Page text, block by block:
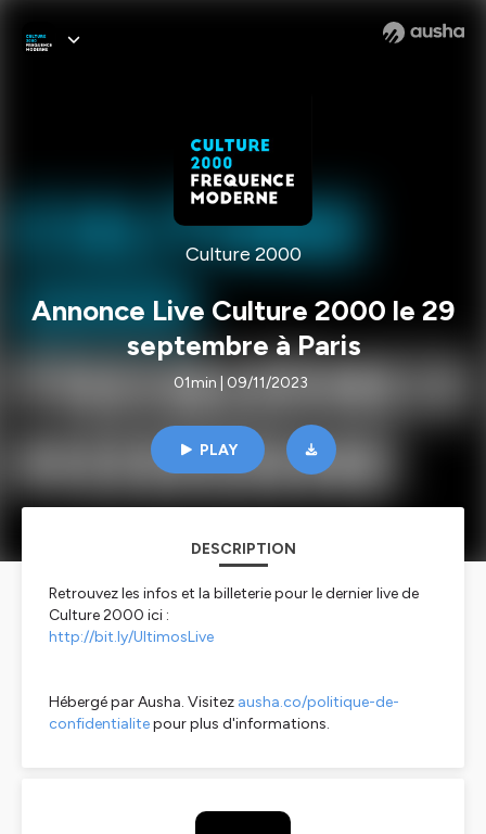
Culture 2000
Annonce Live Culture 2000 le 29
septembre à Paris
01min | 09/11/2023
PLAY
DESCRIPTION
Retrouvez les infos et la billeterie pour le dernier live de
Culture 2000 ici :
http://bit.ly/UltimosLive
Hébergé par Ausha. Visitez ausha.co/politique-de-
confidentialitepour plus d'informations.